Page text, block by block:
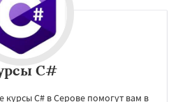
C#
курсы C# в Серове помогут вам в